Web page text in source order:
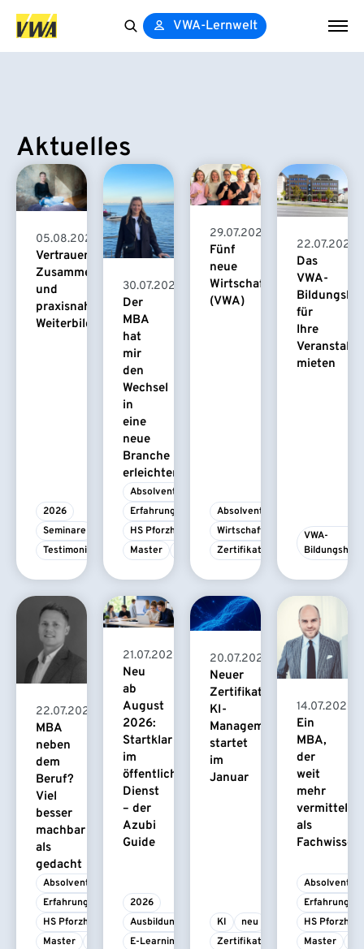
VWA-Lernwelt
Aktuelles
05.08.2026
Vertrauensvolle
Zusammenarbeit
und
praxisnahe
Weiterbildung
2026
Seminare
Testimonial
30.07.2026
Der
MBA
hat
mir
den
Wechsel
in
eine
neue
Branche
erleichtert
Absolvent/-in
Erfahrungsbericht
HS Pforzheim
Master
29.07.2026
Fünf
neue
Wirtschaftspsychologinnen
(VWA)
Absolvent/-in
Wirtschaftspsychologie
Zertifikatskurs
22.07.2026
Das
VWA-
für
Ihre
mieten
VWA-
Bildungshaus
22.07.2026
MBA
neben
dem
Beruf?
Viel
besser
machbar
als
gedacht
Absolvent/-in
Erfahrungsbericht
HS Pforzheim
Master
21.07.2026
Neu
ab
August
2026:
Startklar
im
öffentlichen
Dienst
– der
Azubi
Guide
2026
Ausbildung
E-Learning
20.07.2026
Neuer
Zertifikatskurs
KI-
Management
startet
im
Januar
KI
neu
Zertifikatskurs
14.07.2026
Ein
MBA,
der
weit
mehr
vermittelt
als
Fachwissen
Absolvent/-
HS
Master